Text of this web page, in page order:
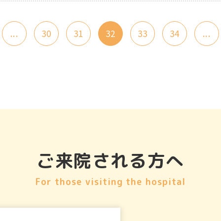
... 30 31 32 33 34 ...
ご来院される方へ
For those visiting the hospital